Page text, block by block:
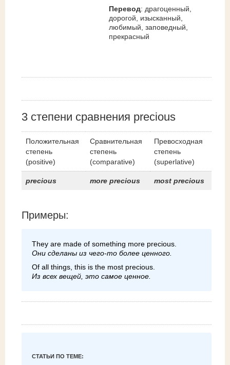
Перевод: драгоценный,
дорогой, изысканный,
любимый, заповедный,
прекрасный
3 cтепени сравнения precious
Положительная
степень
(positive)
Сравнительная
степень
(comparative)
Превосходная
степень
(superlative)
precious more precious most precious
Примеры:
They are made of something more precious.
Они сделаны из чего-то более ценного.
Of all things, this is the most precious.
Из всех вещей, это самое ценное.
СТАТЬИ ПО ТЕМЕ: